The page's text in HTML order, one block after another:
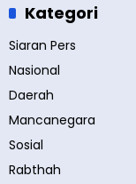
Kategori
Siaran Pers
Nasional
Daerah
Mancanegara
Sosial
Rabthah